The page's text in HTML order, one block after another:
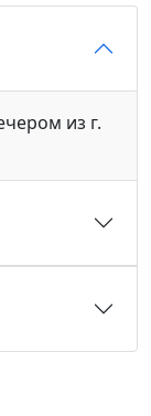
из г.